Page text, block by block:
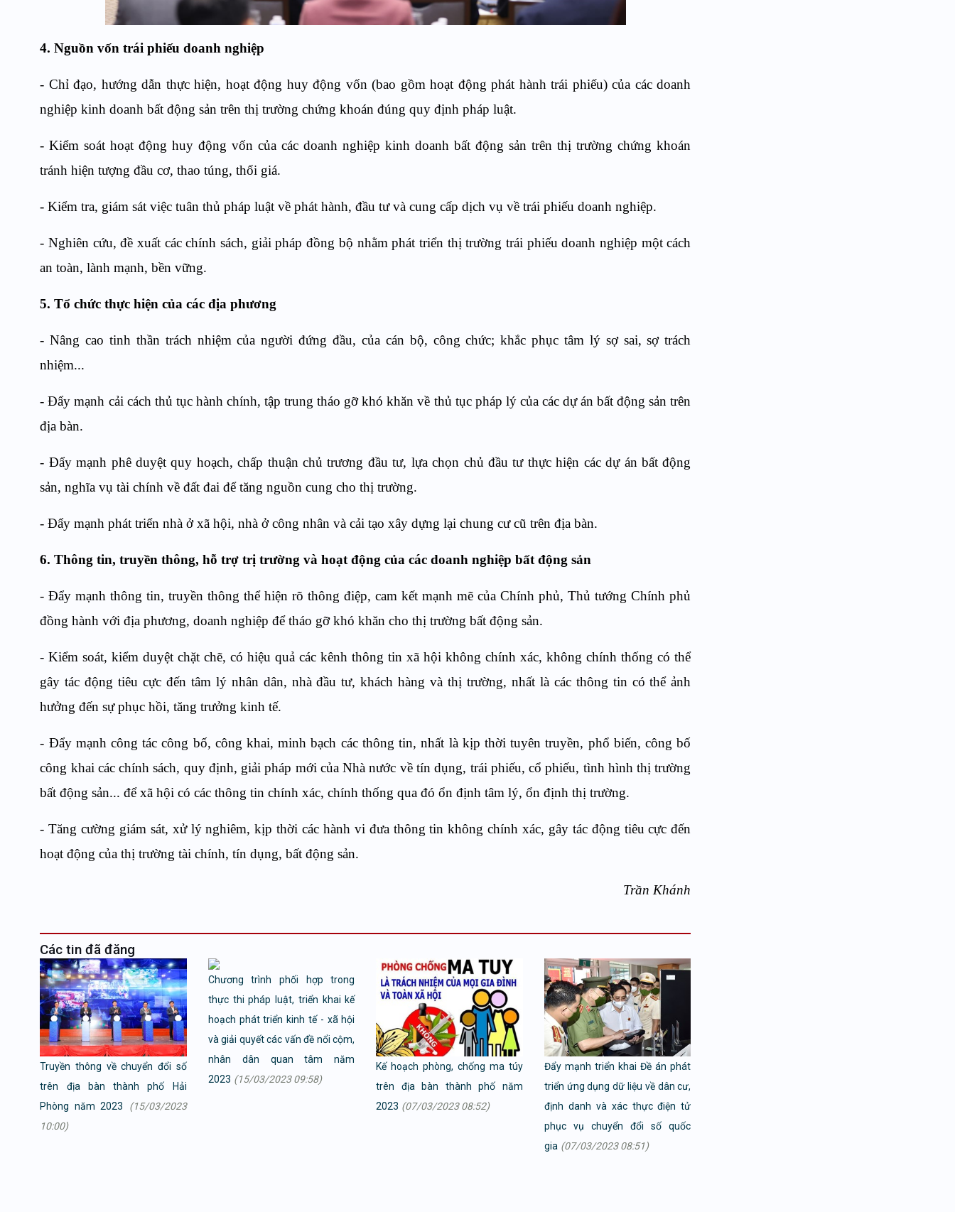
4. Nguồn vốn trái phiếu doanh nghiệp
- Chỉ đạo, hướng dẫn thực hiện, hoạt động huy động vốn (bao gồm hoạt động phát hành trái phiếu) của các doanh
nghiệp kinh doanh bất động sản trên thị trường chứng khoán đúng quy định pháp luật.
- Kiểm soát hoạt động huy động vốn của các doanh nghiệp kinh doanh bất động sản trên thị trường chứng khoán
tránh hiện tượng đầu cơ, thao túng, thổi giá.
- Kiểm tra, giám sát việc tuân thủ pháp luật về phát hành, đầu tư và cung cấp dịch vụ về trái phiếu doanh nghiệp.
- Nghiên cứu, đề xuất các chính sách, giải pháp đồng bộ nhằm phát triển thị trường trái phiếu doanh nghiệp một cách
an toàn, lành mạnh, bền vững.
5. Tổ chức thực hiện của các địa phương
- Nâng cao tinh thần trách nhiệm của người đứng đầu, của cán bộ, công chức; khắc phục tâm lý sợ sai, sợ trách
nhiệm...
- Đẩy mạnh cải cách thủ tục hành chính, tập trung tháo gỡ khó khăn về thủ tục pháp lý của các dự án bất động sản trên
địa bàn.
- Đẩy mạnh phê duyệt quy hoạch, chấp thuận chủ trương đầu tư, lựa chọn chủ đầu tư thực hiện các dự án bất động
sản, nghĩa vụ tài chính về đất đai để tăng nguồn cung cho thị trường.
- Đẩy mạnh phát triển nhà ở xã hội, nhà ở công nhân và cải tạo xây dựng lại chung cư cũ trên địa bàn.
6. Thông tin, truyền thông, hỗ trợ trị trường và hoạt động của các doanh nghiệp bất động sản
- Đẩy mạnh thông tin, truyền thông thể hiện rõ thông điệp, cam kết mạnh mẽ của Chính phủ, Thủ tướng Chính phủ
đồng hành với địa phương, doanh nghiệp để tháo gỡ khó khăn cho thị trường bất động sản.
- Kiểm soát, kiểm duyệt chặt chẽ, có hiệu quả các kênh thông tin xã hội không chính xác, không chính thống có thể
gây tác động tiêu cực đến tâm lý nhân dân, nhà đầu tư, khách hàng và thị trường, nhất là các thông tin có thể ảnh
hưởng đến sự phục hồi, tăng trưởng kinh tế.
- Đẩy mạnh công tác công bố, công khai, minh bạch các thông tin, nhất là kịp thời tuyên truyền, phổ biến, công bố
công khai các chính sách, quy định, giải pháp mới của Nhà nước về tín dụng, trái phiếu, cổ phiếu, tình hình thị trường
bất động sản... để xã hội có các thông tin chính xác, chính thống qua đó ổn định tâm lý, ổn định thị trường.
- Tăng cường giám sát, xử lý nghiêm, kịp thời các hành vi đưa thông tin không chính xác, gây tác động tiêu cực đến
hoạt động của thị trường tài chính, tín dụng, bất động sản.
Trần Khánh
Các tin đã đăng
Truyền thông về chuyển đổi số
trên địa bàn thành phố Hải
Phòng năm 2023
(15/03/2023
10:00)
Chương trình phối hợp trong
thực thi pháp luật, triển khai kế
hoạch phát triển kinh tế - xã hội
và giải quyết các vấn đề nổi cộm,
nhân dân quan tâm năm
2023 (15/03/2023 09:58)
Kế hoạch phòng, chống ma túy
trên địa bàn thành phố năm
2023 (07/03/2023 08:52)
Đẩy mạnh triển khai Đề án phát
triển ứng dụng dữ liệu về dân cư,
định danh và xác thực điện tử
phục vụ chuyển đổi số quốc
gia (07/03/2023 08:51)